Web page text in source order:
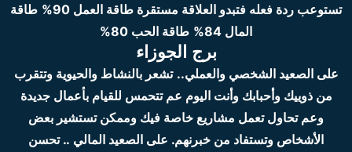
تستوعب ردة فعله فتبدو العلاقة مستقرة طاقة العمل 90%
طاقة
المال 84%
طاقة الحب 80%
برج الجوزاء
على الصعيد الشخصي والعملي.. تشعر بالنشاط والحيوية وتتقرب
من ذوييك وأحبابك وأنت اليوم عم تتحمس للقيام بأعمال جديدة
وعم تحاول تعمل مشاريع خاصة فيك وممكن تستشير بعض
الأشخاص وتستفاد من خبرنهم. على الصعيد المالي .. تحسن